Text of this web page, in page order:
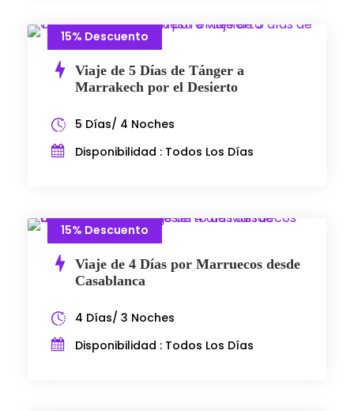
15% Descuento
Viaje de 5 Días de Tánger a
Marrakech por el Desierto
5 Días/ 4 Noches
Disponibilidad : Todos Los Días
15% Descuento
Viaje de 4 Días por Marruecos desde
Casablanca
4 Días/ 3 Noches
Disponibilidad : Todos Los Días